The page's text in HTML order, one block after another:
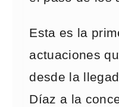
Esta es la
actuaciones
desde la
Díaz a la